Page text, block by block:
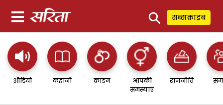
⚲ सब्सक्राइब
ऑडियो कहानी क्राइम
आपकी
समस्याएं
राजनीति